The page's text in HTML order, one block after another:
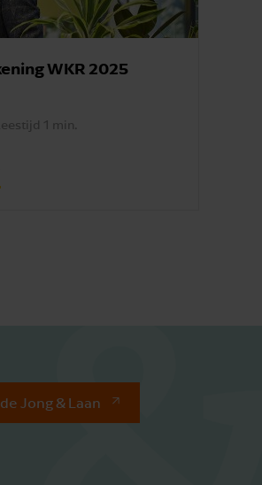
WKR 2025
Leestijd 1 min.
Jong & Laan